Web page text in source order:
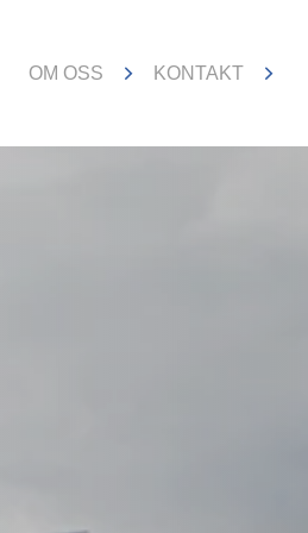
OM OSS KONTAKT